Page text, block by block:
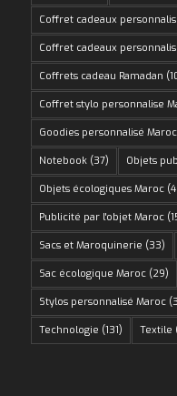
Coffret cadeaux
Coffret cadeaux
Coffrets cadeau Ramadan
Coffret stylo personnalise
Goodies personnalisé Maroc
Notebook(37) Objets
Objets écologiques Maroc
Publicité par l'objet Maroc
Sacs et Maroquinerie (33)
Sac écologique Maroc(29)
Stylos personnalisé Maroc
Technologie (131) Textile